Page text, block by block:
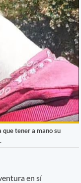
que tener a mano su
en sí